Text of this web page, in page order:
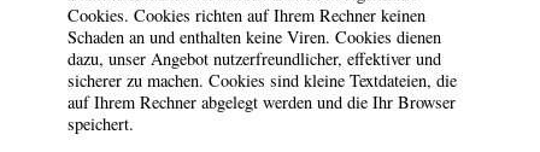
Cookies. Cookies richten auf Ihrem Rechner keinen
Schaden an und enthalten keine Viren. Cookies dienen
dazu, unser Angebot nutzerfreundlicher, effektiver und
sicherer zu machen. Cookies sind kleine Textdateien, die
auf Ihrem Rechner abgelegt werden und die Ihr Browser
speichert.